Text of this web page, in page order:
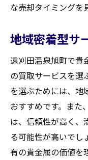
な売却タイミングを
地域密着型サ
遠刈田温泉旭町で貴
の買取サービスを選
を選ぶためには、地
おすすめです。また
は、信頼性が高く、
る可能性が高いでし
有の貴金属の価値を